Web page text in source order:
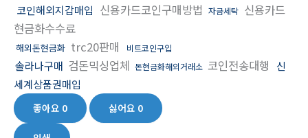
코인해외지갑매입 신용카드코인구매방법 자금세탁 신용카드
현금화수수료
해외돈현금화 trc20판매 비트코인구입
솔라나구매 검돈믹싱업체 돈현금화해외거래소 코인전송대행
신
세계상품권매입
좋아요 0 싫어요 0